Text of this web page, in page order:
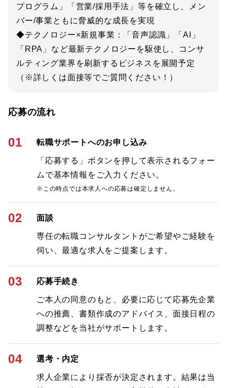
プログラム」「営業/採用手法」等を確立し、メン
バー/事業ともに脅威的な成長を実現
◆テクノロジー×新規事業：「音声認識」「AI」
「RPA」など最新テクノロジーを駆使し、コンサ
ルティング業界を刷新するビジネスを展開予定
（※詳しくは面接等でご質問ください！）
応募の流れ
01 転職サポートへのお申し込み
「応募する」ボタンを押して表示されるフォー
ムで基本情報をご入力ください。
※この時点では本求人への応募は確定しません。
02 面談
専任の転職コンサルタントがご希望やご経験を
伺い、最適な求人をご提案します。
03 応募手続き
ご本人の同意のもと、必要に応じて応募先企業
への推薦、書類作成のアドバイス、面接日程の
調整などを当社がサポートします。
04 選考・内定
求人企業により採否が決定されます。結果は当